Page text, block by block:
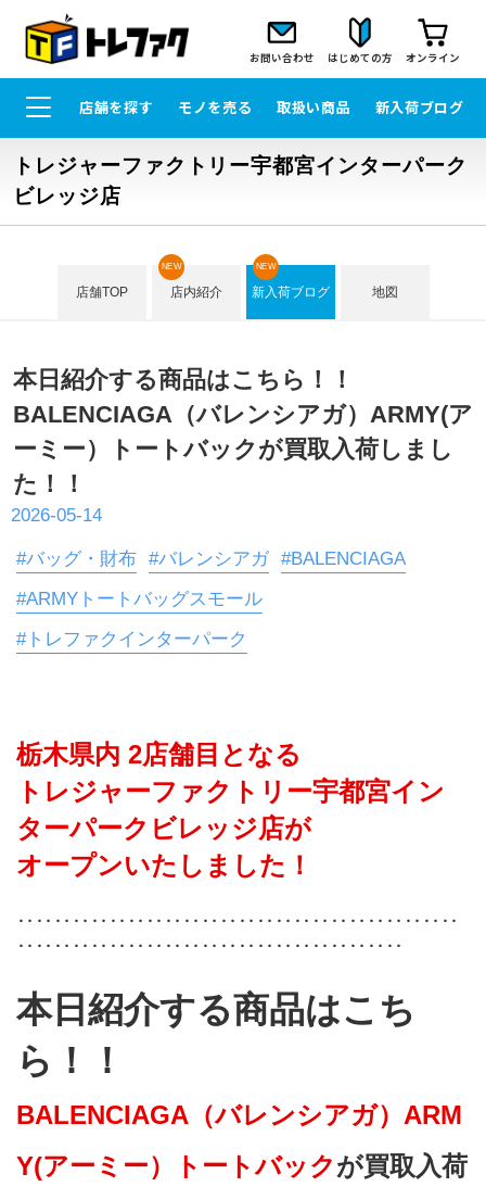
お問い合わせ はじめての方 オンライン
店舗を探す モノを売る 取扱い商品 新入荷ブログ
トレジャーファクトリー宇都宮インターパーク
ビレッジ店
店舗TOP 店内紹介
NEW
新入荷ブログ
NEW
地図
本日紹介する商品はこちら！！
BALENCIAGA（バレンシアガ）ARMY(ア
ーミー）トートバックが買取入荷しまし
た！！
2026-05-14
#バッグ・財布 #バレンシアガ #BALENCIAGA
#ARMYトートバッグスモール
#トレファクインターパーク
栃木県内 2店舗目となる
トレジャーファクトリー宇都宮イン
ターパークビレッジ店が
オープンいたしました！
‥‥‥‥‥‥‥‥‥‥‥‥‥‥‥‥‥‥‥‥‥‥‥‥
‥‥‥‥‥‥‥‥‥‥‥‥‥‥‥‥‥‥‥‥‥
本日紹介する商品はこち
ら！！
BALENCIAGA（バレンシアガ）ARM
Y(アーミー）トートバックが買取入荷